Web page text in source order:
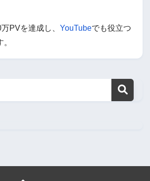
PVを達成し、 YouTubeでも役立つ